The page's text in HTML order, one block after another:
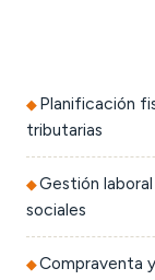
Planificación
tributarias
Gestión
sociales
Compraventa